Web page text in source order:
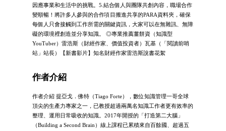
因應事業和生活中的挑戰。5.結合個人與團隊共創內容，職場合作
變順暢！將許多人參與的合作項目搬進共享的PARA資料夾，確保
每個人只會接觸到工作所需的關鍵資訊，大家可以在無雜訊、無障
礙的環境裡創造並分享知識。 ◎專業推薦薑餅資（知識型
YouTuber）雷浩斯（財經作家、價值投資者）瓦基（「閱讀前哨
站」站長）【新書影片】知名財經作家雷浩斯說書花絮
作者介紹
作者介紹 提亞戈．佛特（Tiago Forte），數位知識管理一哥全球
頂尖的生產力專家之一，已教授超過兩萬名知識工作者更有效率的
整理、運用日常吸收的知識。2017年開授的「打造第二大腦」
（Building a Second Brain）線上課程已累積來自百餘國、超過五